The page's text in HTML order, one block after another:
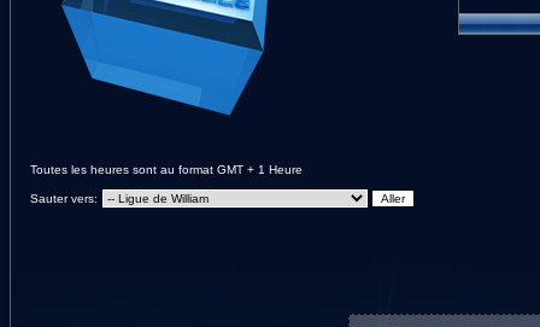
Toutes les heures sont au format GMT + 1 Heure
Sauter vers: